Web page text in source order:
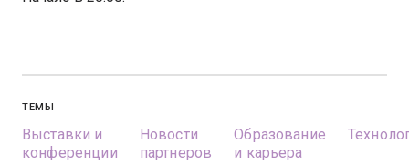
ТЕМЫ
Выставки и
конференции
Новости
партнеров
Образование
и карьера